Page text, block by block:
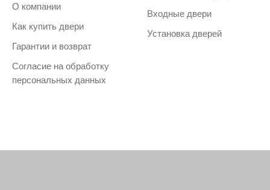
О компании
Как купить двери
Гарантии и возврат
Согласие на обработку
персональных данных
Входные двери
Установка дверей